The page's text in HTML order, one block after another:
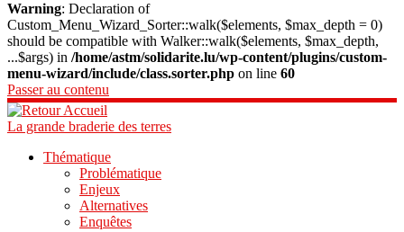
Warning: Declaration of
Custom_Menu_Wizard_Sorter::walk($elements, $max_depth = 0)
should be compatible with Walker::walk($elements, $max_depth,
...$args) in /home/astm/solidarite.lu/wp-content/plugins/custom-
menu-wizard/include/class.sorter.php on line 60
Passer au contenu
La grande braderie des terres
Thématique
Problématique
Enjeux
Alternatives
Enquêtes